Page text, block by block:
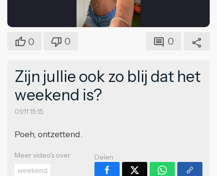
0 0 0
Zijn jullie ook zo blij dat het
weekend is?
01/11 15:15
Poeh, ontzettend.
Meer video's over
weekend
Delen